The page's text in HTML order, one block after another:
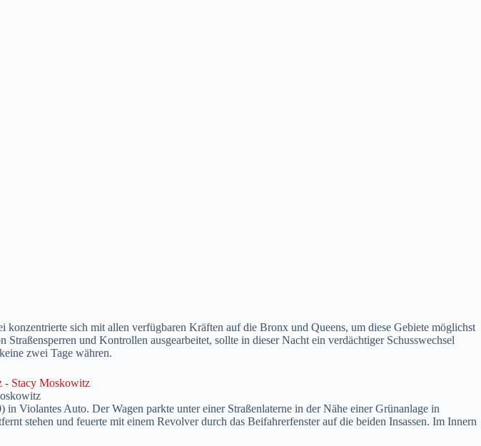
sich mit allen verfügbaren Kräften auf die Bronx und Queens, um diese Gebiete möglichst
und Kontrollen ausgearbeitet, sollte in dieser Nacht ein verdächtiger Schusswechsel
zwei Tage währen.
Violantes Auto. Der Wagen parkte unter einer Straßenlaterne in der Nähe einer Grünanlage in
stehen und feuerte mit einem Revolver durch das Beifahrerfenster auf die beiden Insassen. Im Innern